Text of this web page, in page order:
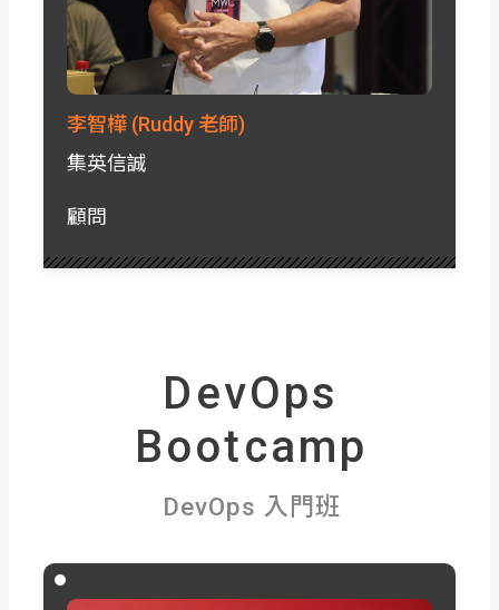
李智樺 (Ruddy 老師)
集英信誠
顧問
DevOps
Bootcamp
DevOps 入門班